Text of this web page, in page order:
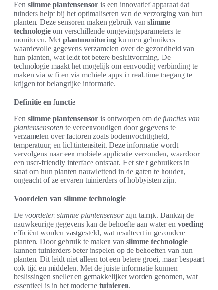
Een slimme plantensensor is een innovatief apparaat dat
tuinders helpt bij het optimaliseren van de verzorging van hun
planten. Deze sensoren maken gebruik van slimme
technologie om verschillende omgevingsparameters te
monitoren. Met plantmonitoring kunnen gebruikers
waardevolle gegevens verzamelen over de gezondheid van
hun planten, wat leidt tot betere besluitvorming. De
technologie maakt het mogelijk om eenvoudig verbinding te
maken via wifi en via mobiele apps in real-time toegang te
krijgen tot belangrijke informatie.
Definitie en functie
Een slimme plantensensor is ontworpen om de functies van
plantensensoren te vereenvoudigen door gegevens te
verzamelen over factoren zoals bodemvochtigheid,
temperatuur, en lichtintensiteit. Deze informatie wordt
vervolgens naar een mobiele applicatie verzonden, waardoor
een user-friendly interface ontstaat. Het stelt gebruikers in
staat om hun planten nauwlettend in de gaten te houden,
ongeacht of ze ervaren tuinierders of hobbyisten zijn.
Voordelen van slimme technologie
De voordelen slimme plantensensorzijn talrijk. Dankzij de
nauwkeurige gegevens kan de behoefte aan water en voeding
efficiënt worden vastgesteld, wat resulteert in gezondere
planten. Door gebruik te maken van slimme technologie
kunnen tuinierders beter inspelen op de behoeften van hun
planten. Dit leidt niet alleen tot een betere groei, maar bespaart
ook tijd en middelen. Met de juiste informatie kunnen
beslissingen sneller en gemakkelijker worden genomen, wat
essentieel is in het moderne tuinieren.